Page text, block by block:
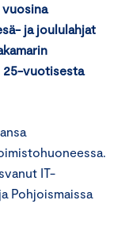
ja joululahjat
25-vuotisesta
IT-
Pohjoismaissa